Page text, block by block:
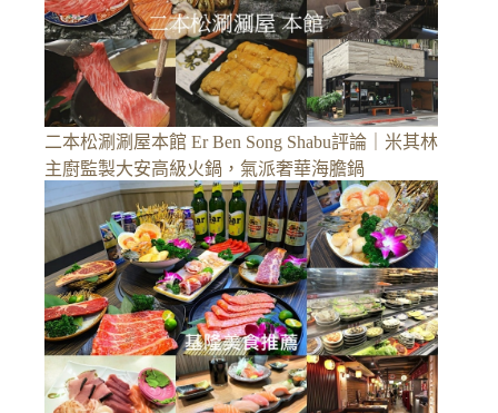
二本松涮涮屋本館 Er Ben Song Shabu評論｜米其林
主廚監製大安高級火鍋，氣派奢華海膽鍋